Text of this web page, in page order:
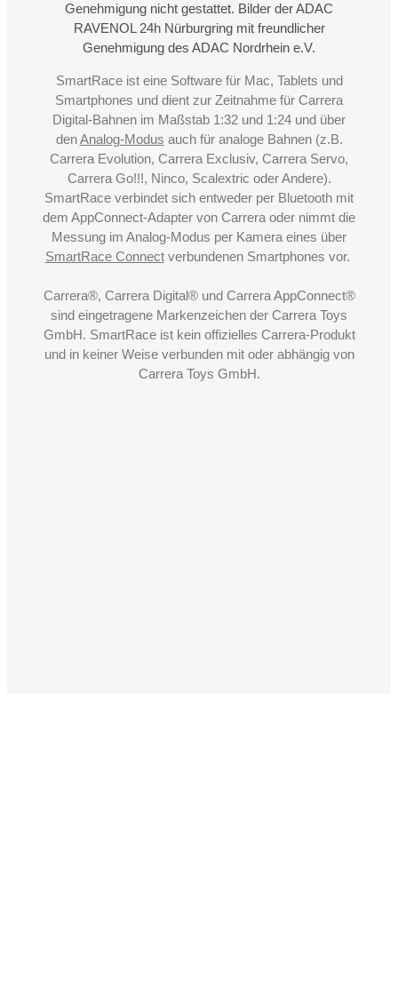
Genehmigung nicht gestattet. Bilder der ADAC
RAVENOL 24h Nürburgring mit freundlicher
Genehmigung des ADAC Nordrhein e.V.
SmartRace ist eine Software für Mac, Tablets und
Smartphones und dient zur Zeitnahme für Carrera
Digital-Bahnen im Maßstab 1:32 und 1:24 und über
denAnalog-Modus auch für analoge Bahnen (z.B.
Carrera Evolution, Carrera Exclusiv, Carrera Servo,
Carrera Go!!!, Ninco, Scalextric oder Andere).
SmartRace verbindet sich entweder per Bluetooth mit
dem AppConnect-Adapter von Carrera oder nimmt die
Messung im Analog-Modus per Kamera eines über
SmartRace Connectverbundenen Smartphones vor.
Carrera®, Carrera Digital® und Carrera AppConnect®
sind eingetragene Markenzeichen der Carrera Toys
GmbH. SmartRace ist kein offizielles Carrera-Produkt
und in keiner Weise verbunden mit oder abhängig von
Carrera Toys GmbH.